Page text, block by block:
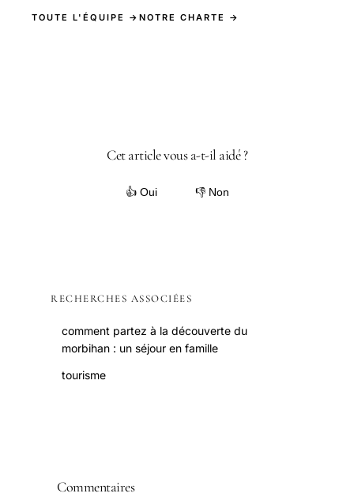
TOUTE L'ÉQUIPE → NOTRE CHARTE →
Cet article vous a-t-il aidé ?
👍 Oui 👎 Non
RECHERCHES ASSOCIÉES
comment partez à la découverte du
morbihan : un séjour en famille
tourisme
Commentaires